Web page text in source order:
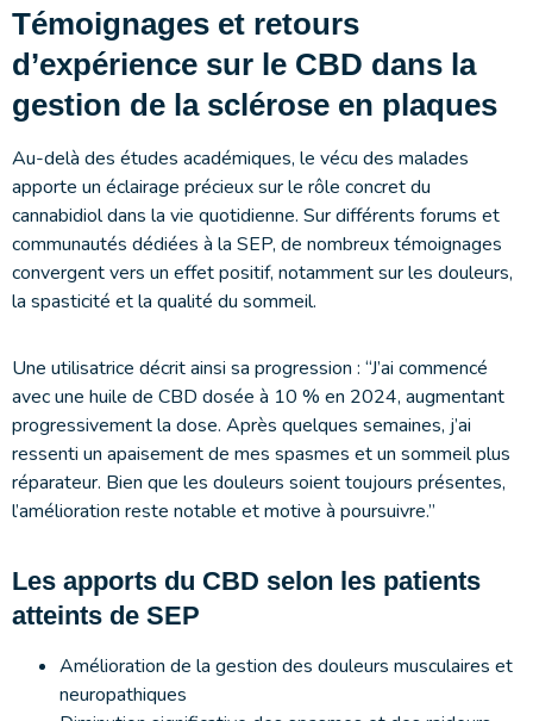
Témoignages et retours
d’expérience sur le CBD dans la
gestion de la sclérose en plaques
Au-delà des études académiques, le vécu des malades
apporte un éclairage précieux sur le rôle concret du
cannabidiol dans la vie quotidienne. Sur différents forums et
communautés dédiées à la SEP, de nombreux témoignages
convergent vers un effet positif, notamment sur les douleurs,
la spasticité et la qualité du sommeil.
Une utilisatrice décrit ainsi sa progression : “J’ai commencé
avec une huile de CBD dosée à 10 % en 2024, augmentant
progressivement la dose. Après quelques semaines, j’ai
ressenti un apaisement de mes spasmes et un sommeil plus
réparateur. Bien que les douleurs soient toujours présentes,
l’amélioration reste notable et motive à poursuivre.”
Les apports du CBD selon les patients
atteints de SEP
Amélioration de la gestion des douleurs musculaires et
neuropathiques